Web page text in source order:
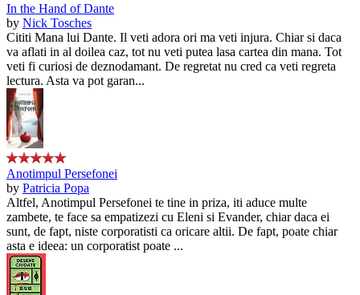
In the Hand of Dante
by Nick Tosches
Cititi Mana lui Dante. Il veti adora ori ma veti injura. Chiar si daca
va aflati in al doilea caz, tot nu veti putea lasa cartea din mana. Tot
veti fi curiosi de deznodamant. De regretat nu cred ca veti regreta
lectura. Asta va pot garan...
Anotimpul Persefonei
by Patricia Popa
Altfel, Anotimpul Persefonei te tine in priza, iti aduce multe
zambete, te face sa empatizezi cu Eleni si Evander, chiar daca ei
sunt, de fapt, niste corporatisti ca oricare altii. De fapt, poate chiar
asta e ideea: un corporatist poate ...